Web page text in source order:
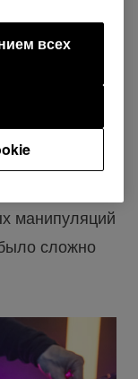
с 1990-х
3000
модели, он
целям
манипуляций
сложно
всех